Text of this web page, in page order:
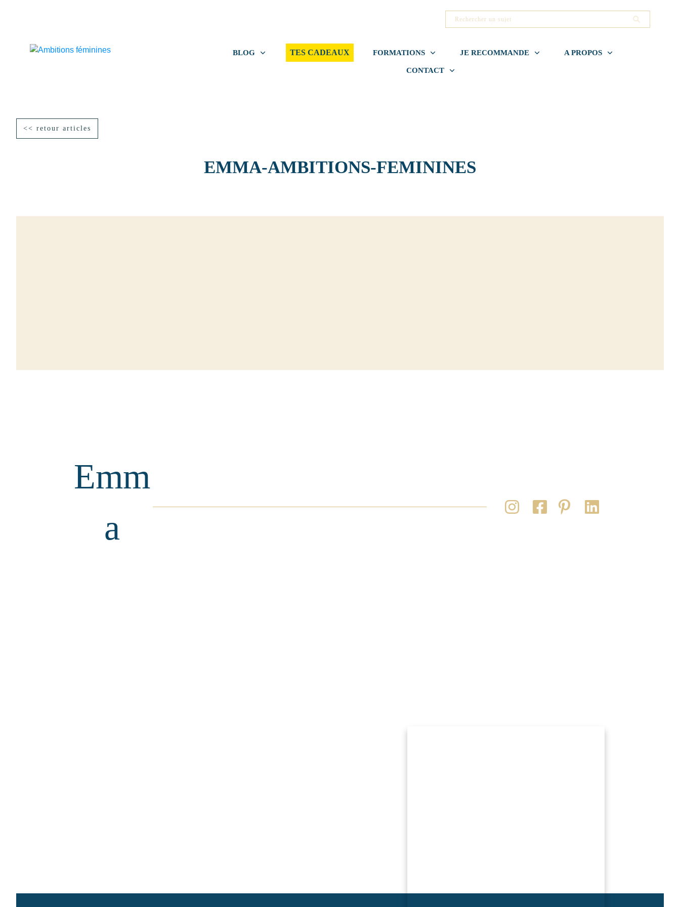
BLOG TES CADEAUX FORMATIONS JE RECOMMANDE A PROPOS
CONTACT
<< retour articles
EMMA-AMBITIONS-FEMININES
Emm
a